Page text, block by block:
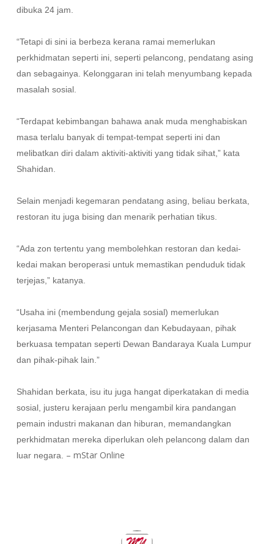
dibuka 24 jam.
“Tetapi di sini ia berbeza kerana ramai memerlukan
perkhidmatan seperti ini, seperti pelancong, pendatang asing
dan sebagainya. Kelonggaran ini telah menyumbang kepada
masalah sosial.
“Terdapat kebimbangan bahawa anak muda menghabiskan
masa terlalu banyak di tempat-tempat seperti ini dan
melibatkan diri dalam aktiviti-aktiviti yang tidak sihat,” kata
Shahidan.
Selain menjadi kegemaran pendatang asing, beliau berkata,
restoran itu juga bising dan menarik perhatian tikus.
“Ada zon tertentu yang membolehkan restoran dan kedai-
kedai makan beroperasi untuk memastikan penduduk tidak
terjejas,” katanya.
“Usaha ini (membendung gejala sosial) memerlukan
kerjasama Menteri Pelancongan dan Kebudayaan, pihak
berkuasa tempatan seperti Dewan Bandaraya Kuala Lumpur
dan pihak-pihak lain.”
Shahidan berkata, isu itu juga hangat diperkatakan di media
sosial, justeru kerajaan perlu mengambil kira pandangan
pemain industri makanan dan hiburan, memandangkan
perkhidmatan mereka diperlukan oleh pelancong dalam dan
luar negara.
– mStar Online